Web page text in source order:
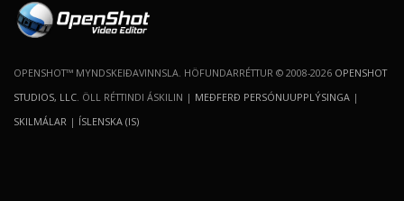
OPENSHOT™ MYNDSKEIÐAVINNSLA. HÖFUNDARRÉTTUR © 2008-2026 OPENSHOT
STUDIOS, LLC. ÖLL RÉTTINDI ÁSKILIN | MEÐFERÐ PERSÓNUUPPLÝSINGA |
SKILMÁLAR | ÍSLENSKA (IS)